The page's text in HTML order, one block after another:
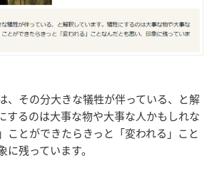
、その分大きな犠牲が伴っている、と解
するのは大事な物や大事な人かもしれな
ことができたらきっと「変われる」こと
残っています。